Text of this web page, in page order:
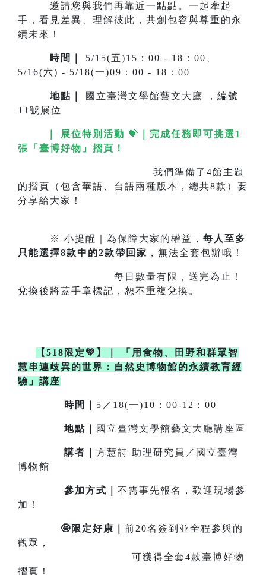
邀請您與我們再靠近一點點。一起牽起
手，看見差異、理解彼此，共創包容與尊重的永
續未來！
時間｜
5/15(五)15：00 - 18：00、
5/16(六) - 5/18(一)09：00 - 18：00
地點
國立臺灣文學館藝文大廳 ，編號
11號展位
｜ 展位特別活動 💝
完成任務即可挑選1
張「臺博好物」摺頁！
我們準備了4館主題
的摺頁（包含華語、台語兩種版本，總共8款）要
分享給大家！
※ 小提醒｜為保障大家的權益， 每人至多
只能選擇8款中的2款帶回家 ，無法全套包辦哦！
每日數量有限，送完為止！
兌換後將蓋手章標記，恕不重複兌換。
【518限定💚】
「用食物、田野和群眾智
慧串連歧異的世界：自然史博物館的永續教育經
驗」講座
時間｜ 5／18(一)10：00-12：00
地點｜ 國立臺灣文學館藝文大廳講座區
講者｜ 方慧詩 助理研究員／國立臺灣
博物館
參加方式｜ 不需事先報名，歡迎現場參
加！
🤩限定好康｜ 前20名簽到並全程參與的
觀眾，
可獲得全套4款臺博好物
摺頁！